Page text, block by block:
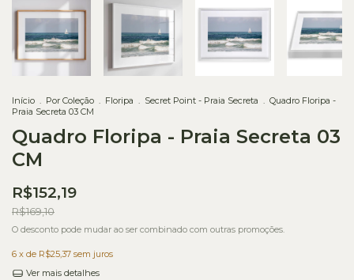
Início . Por Coleção . Floripa . Secret Point - Praia Secreta . Quadro Floripa -
Praia Secreta 03 CM
Quadro Floripa - Praia Secreta 03
CM
R$152,19
R$169,10
O desconto pode mudar ao ser combinado com outras promoções.
6 x de R$25,37 sem juros
Ver mais detalhes